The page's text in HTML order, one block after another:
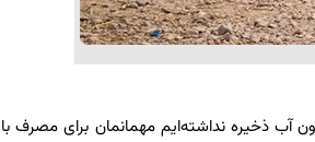
آب ذخیره نداشته‌ایم مهمانمان برای مصرف با